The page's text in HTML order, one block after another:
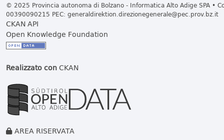
© 2025 Provincia autonoma di Bolzano - Informatica Alto Adige SPA •
00390090215 PEC: generaldirektion.direzionegenerale@pec.prov.bz.it
CKAN API
Open Knowledge Foundation
Realizzato conCKAN
AREA RISERVATA